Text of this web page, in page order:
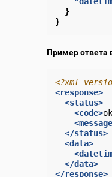
}
}
Пример ответа
<?xml
<response>
<status>
<code>ok
</status>
<data>
</data>
</response>